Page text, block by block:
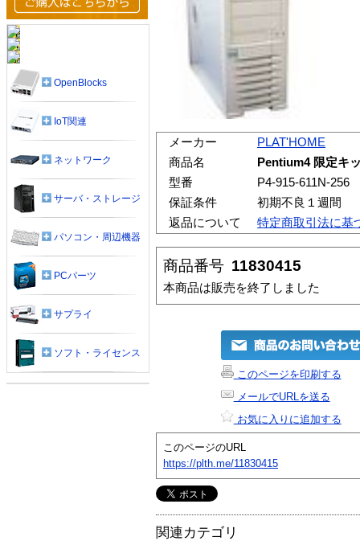
メーカー
PLAT'HOME
商品名
Pentium4 限定キ
型番
P4-915-611N-256
保証条件
初期不良１週間
返品について
特定商取引法に基
商品番号 11830415
本商品は販売を終了しました
このページを印刷する
メールでURLを送る
お気に入りに追加する
このページのURL
https://plth.me/11830415
関連カテゴリ
OpenBlocks
IoT関連
ネットワーク
サーバ・ストレージ
パソコン・周辺機器
PCパーツ
サプライ
ソフト・ライセンス